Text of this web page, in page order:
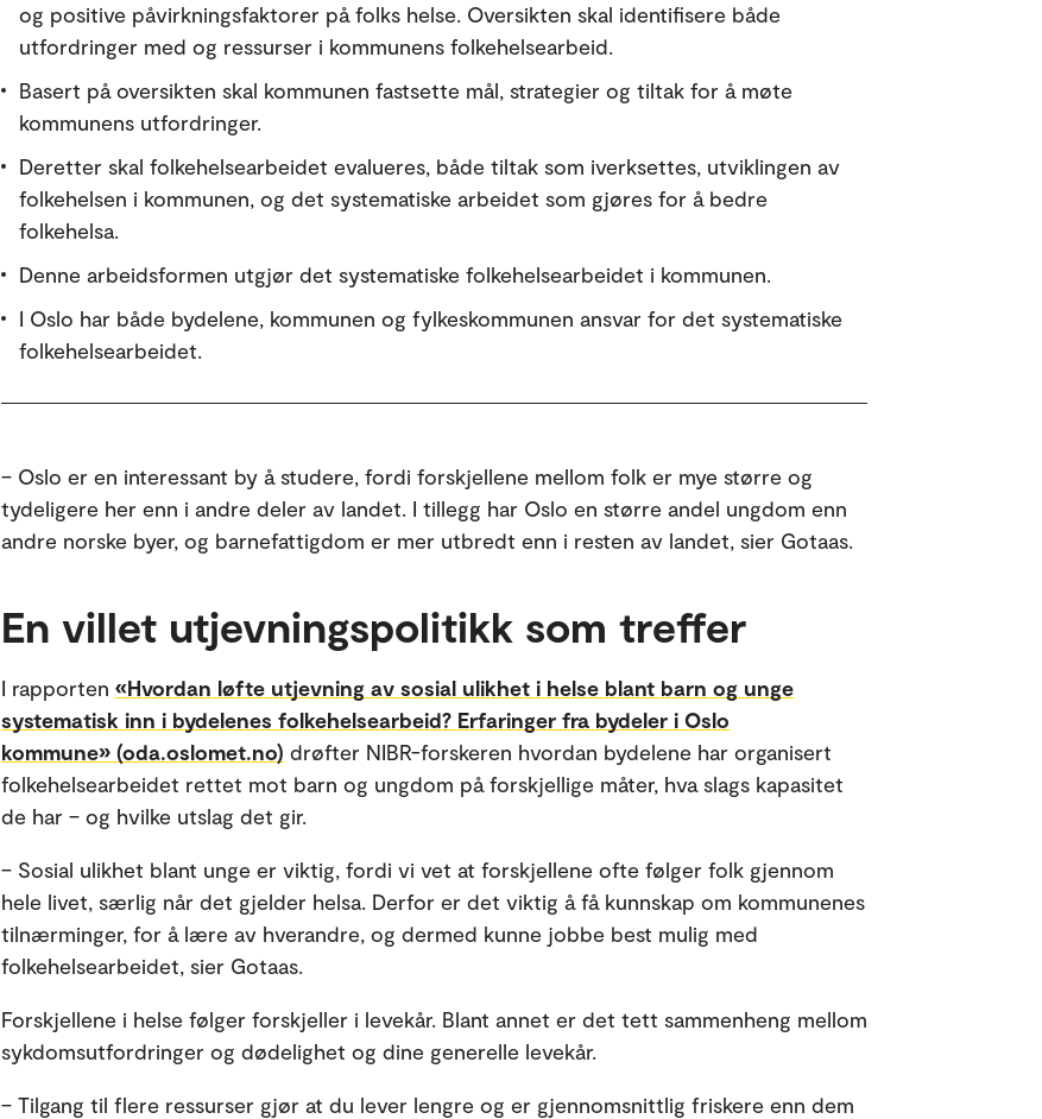
og positive påvirkningsfaktorer på folks helse. Oversikten skal identifisere både
utfordringer med og ressurser i kommunens folkehelsearbeid.
Basert på oversikten skal kommunen fastsette mål, strategier og tiltak for å møte
kommunens utfordringer.
Deretter skal folkehelsearbeidet evalueres, både tiltak som iverksettes, utviklingen av
folkehelsen i kommunen, og det systematiske arbeidet som gjøres for å bedre
folkehelsa.
Denne arbeidsformen utgjør det systematiske folkehelsearbeidet i kommunen.
I Oslo har både bydelene, kommunen og fylkeskommunen ansvar for det systematiske
folkehelsearbeidet.
– Oslo er en interessant by å studere, fordi forskjellene mellom folk er mye større og
tydeligere her enn i andre deler av landet. I tillegg har Oslo en større andel ungdom enn
andre norske byer, og barnefattigdom er mer utbredt enn i resten av landet, sier Gotaas.
En villet utjevningspolitikk som treffer
I rapporten «Hvordan løfte utjevning av sosial ulikhet i helse blant barn og unge
systematisk inn i bydelenes folkehelsearbeid? Erfaringer fra bydeler i Oslo
kommune» (oda.oslomet.no) drøfter NIBR-forskeren hvordan bydelene har organisert
folkehelsearbeidet rettet mot barn og ungdom på forskjellige måter, hva slags kapasitet
de har – og hvilke utslag det gir.
– Sosial ulikhet blant unge er viktig, fordi vi vet at forskjellene ofte følger folk gjennom
hele livet, særlig når det gjelder helsa. Derfor er det viktig å få kunnskap om kommunenes
tilnærminger, for å lære av hverandre, og dermed kunne jobbe best mulig med
folkehelsearbeidet, sier Gotaas.
Forskjellene i helse følger forskjeller i levekår. Blant annet er det tett sammenheng mellom
sykdomsutfordringer og dødelighet og dine generelle levekår.
– Tilgang til flere ressurser gjør at du lever lengre og er gjennomsnittlig friskere enn dem